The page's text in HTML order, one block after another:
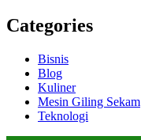
Categories
Bisnis
Blog
Kuliner
Mesin Giling Sekam
Teknologi